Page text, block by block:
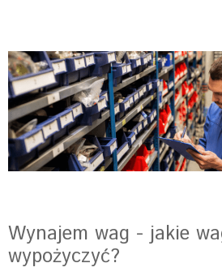
Wynajem wag - jakie
wypożyczyć?